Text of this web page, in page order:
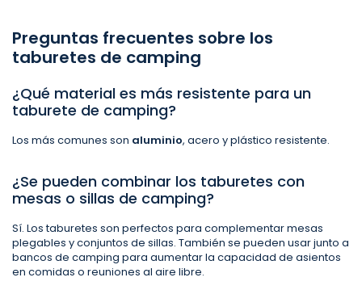
Preguntas frecuentes sobre los
taburetes de camping
¿Qué material es más resistente para un
taburete de camping?
Los más comunes son aluminio, acero y plástico resistente.
¿Se pueden combinar los taburetes con
mesas o sillas de camping?
Sí. Los taburetes son perfectos para complementar mesas
plegables y conjuntos de sillas. También se pueden usar junto a
bancos de camping para aumentar la capacidad de asientos
en comidas o reuniones al aire libre.